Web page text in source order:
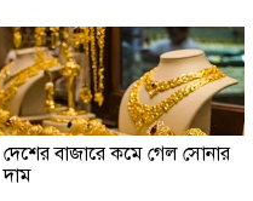
দেশের বাজারে কমে গেল সোনার
দাম